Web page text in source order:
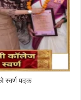
स्वर्ण पदक